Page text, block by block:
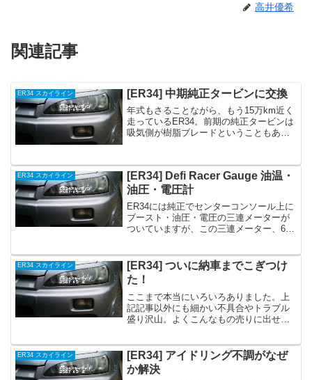
高井優希
関連記事
ER34 スカイライン [ER34] 中期純正タービンに交換
年式もさることながら、もう15万km近く
走っているER34。前期の純正タービンは
吸気側が樹脂ブレードということもあっ
てや樹脂なので、もし何かの衝撃でバラ
けてしまってエン...
ER34 スカイライン
[ER34] Defi Racer Gauge 油温・
油圧・電圧計
ER34には純正でセンターコンソール上に
ブースト・油圧・電圧の三連メーターが
ついていますが、この三連メーター、60φ
い。そんなわけで、右にならえをするわ
けではありません...
ER34 スカイライン
[ER34] ついに納車までこぎつけ
た！
ここまで本当にいろいろありました。上
記記事以外にも細かい不具合やトラブル
盛り沢山。よくこんなもの売りに出せた
くださいまして、ようやく本日、納車に
なりました！中古新規車検...
ER34 スカイライン
[ER34] アイドリング不調がなぜ
か解決